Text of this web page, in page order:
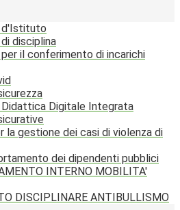
d'Istituto
disciplina
il conferimento di incarichi
Didattica Digitale Integrata
la gestione dei casi di violenza di
dei dipendenti pubblici
INTERNO MOBILITA'
DISCIPLINARE ANTIBULLISMO